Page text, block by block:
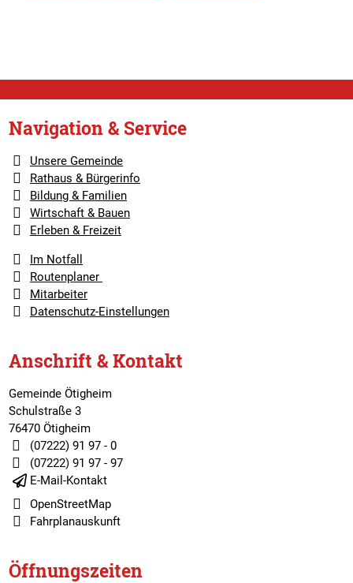
Navigation & Service
Unsere Gemeinde
Rathaus & Bürgerinfo
Bildung & Familien
Wirtschaft & Bauen
Erleben & Freizeit
Im Notfall
Routenplaner
Mitarbeiter
Datenschutz-Einstellungen
Anschrift & Kontakt
Gemeinde Ötigheim
Schulstraße 3
76470 Ötigheim
(07222) 91 97 - 0
(07222) 91 97 - 97
E-Mail-Kontakt
OpenStreetMap
Fahrplanauskunft
Öffnungszeiten